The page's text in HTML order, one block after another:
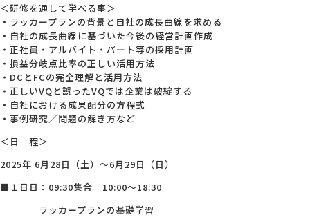
＜研修を通して学べる事＞
・ラッカープランの背景と自社の成長曲線を求める
・自社の成長曲線に基づいた今後の経営計画作成
・正社員・アルバイト・パート等の採用計画
・損益分岐点比率の正しい活用方法
・DCとFCの完全理解と活用方法
・正しいVQと誤ったVQでは企業は破綻する
・自社における成果配分の方程式
・事例研究／問題の解き方など
＜日 程＞
2025年 6月28日（土）～6月29日（日）
■１日日：09:30集合 10:00～18:30
ラッカープランの基礎学習